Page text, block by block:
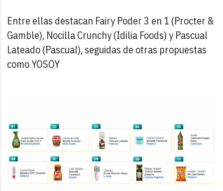
Entre ellas destacan Fairy Poder 3 en 1 (Procter &
Gamble), Nocilla Crunchy (Idilia Foods) y Pascual
Lateado (Pascual), seguidas de otras propuestas
como YOSOY